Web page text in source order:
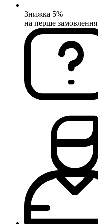
Знижка 5%
на перше замовлення